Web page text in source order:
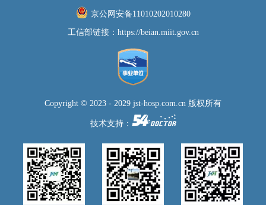
京公网安备11010202010280
工信部链接： https://beian.miit.gov.cn
Copyright © 2023 - 2029 jst-hosp.com.cn 版权所有
技术支持：